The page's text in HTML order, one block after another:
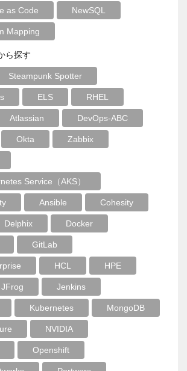
as Code NewSQL
Mapping
ら探す
Steampunk Spotter
ELS RHEL
Atlassian DevOps-ABC
Okta Zabbix
Service（AKS）
Ansible Cohesity
Delphix Docker
GitLab
HCL HPE
JFrog Jenkins
Kubernetes MongoDB
NVIDIA
Openshift